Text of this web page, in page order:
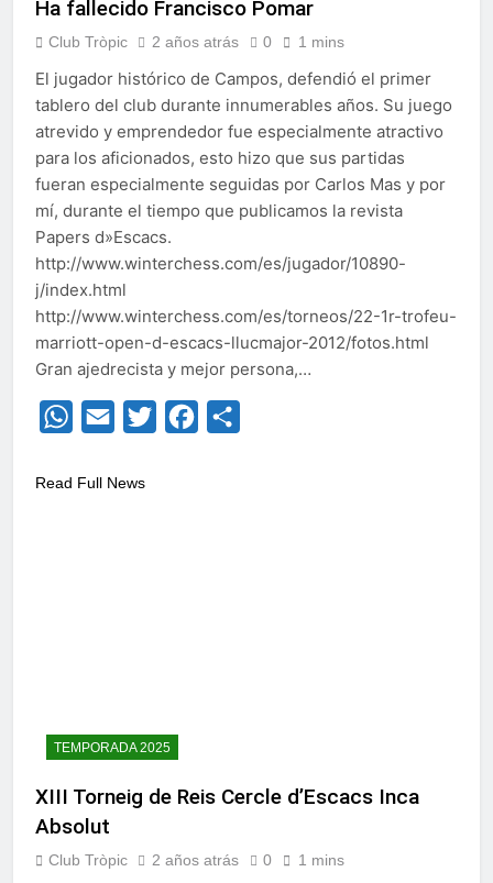
Ha fallecido Francisco Pomar
Club Tròpic 2 años atrás 0 1 mins
El jugador histórico de Campos, defendió el primer
tablero del club durante innumerables años. Su juego
atrevido y emprendedor fue especialmente atractivo
para los aficionados, esto hizo que sus partidas
fueran especialmente seguidas por Carlos Mas y por
mí, durante el tiempo que publicamos la revista
Papers d»Escacs.
http://www.winterchess.com/es/jugador/10890-
j/index.html
http://www.winterchess.com/es/torneos/22-1r-trofeu-
marriott-open-d-escacs-llucmajor-2012/fotos.html
Gran ajedrecista y mejor persona,…
WhatsApp
Email TwitterFacebook
Read Full News
TEMPORADA 2025
XIII Torneig de Reis Cercle d’Escacs Inca
Absolut
Club Tròpic 2 años atrás 0 1 mins